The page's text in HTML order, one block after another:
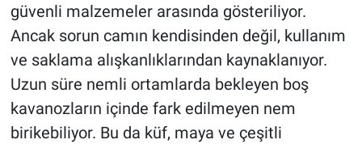
güvenli malzemeler arasında gösteriliyor.
Ancak sorun camın kendisinden değil, kullanım
ve saklama alışkanlıklarından kaynaklanıyor.
Uzun süre nemli ortamlarda bekleyen boş
kavanozların içinde fark edilmeyen nem
birikebiliyor. Bu da küf, maya ve çeşitli